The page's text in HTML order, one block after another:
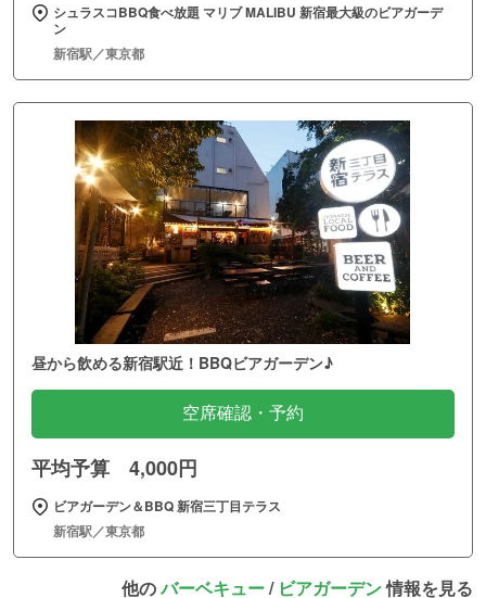
シュラスコBBQ食べ放題 マリブ MALIBU 新宿最大級のビアガーデ
ン
新宿駅／東京都
昼から飲める新宿駅近！BBQビアガーデン♪
空席確認・予約
平均予算 4,000円
ビアガーデン＆BBQ 新宿三丁目テラス
新宿駅／東京都
他のバーベキュー/ ビアガーデン情報を見る